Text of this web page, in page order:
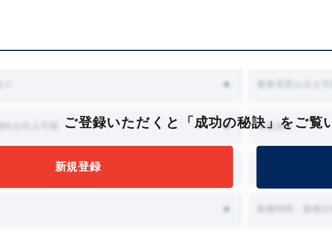
ご登録いただくと「成功の秘訣」をご覧
新規登録
会食あり